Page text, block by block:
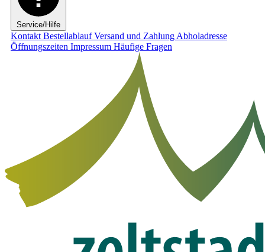
Service/Hilfe
Kontakt BestellablaufVersand und Zahlung Abholadresse
Öffnungszeiten Impressum Häufige Fragen